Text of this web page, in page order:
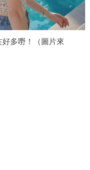
多嘢！（圖片來